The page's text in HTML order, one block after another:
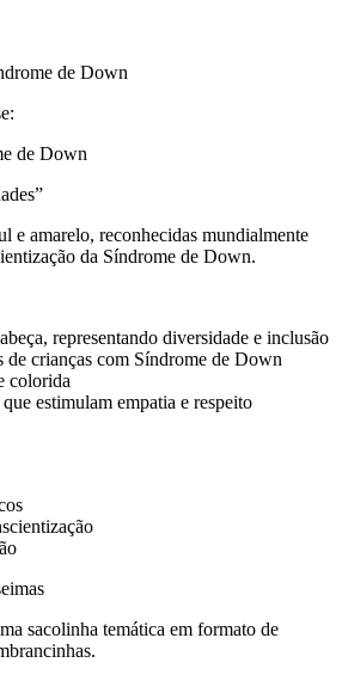
de Down
de Down
e amarelo, reconhecidas mundialmente
da Síndrome de Down.
representando diversidade e inclusão
de crianças com Síndrome de Down
colorida
estimulam empatia e respeito
sacolinha temática em formato de